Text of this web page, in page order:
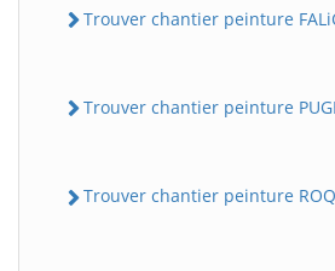
Trouver chantier peinture
Trouver chantier peinture
Trouver chantier peinture